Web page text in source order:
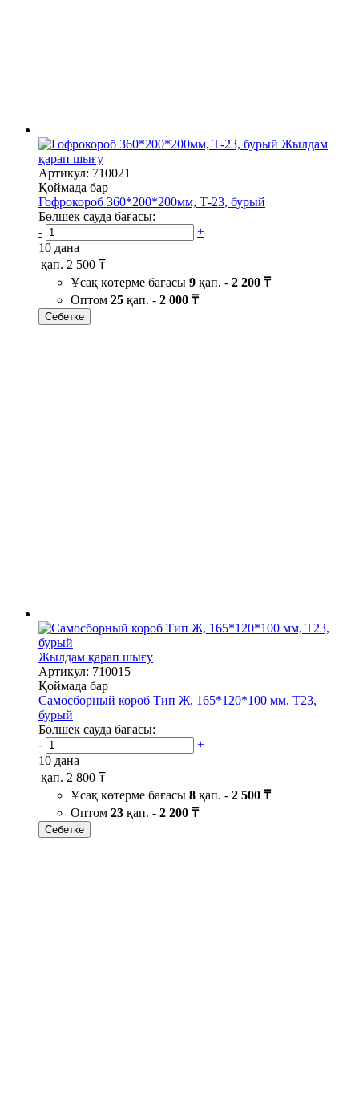
Жылдам
қарап шығу
Артикул: 710021
Қоймада бар
Гофрокороб 360*200*200мм, Т-23, бурый
Бөлшек сауда бағасы:
-
+
10 дана
қап. 2 500 ₸
Ұсақ көтерме бағасы 9 қап. - 2 200 ₸
Оптом 25 қап. - 2 000 ₸
Себетке
Жылдам қарап шығу
Артикул: 710015
Қоймада бар
Самосборный короб Тип Ж, 165*120*100 мм, Т23,
бурый
Бөлшек сауда бағасы:
-
+
10 дана
қап. 2 800 ₸
Ұсақ көтерме бағасы 8 қап. - 2 500 ₸
Оптом 23 қап. - 2 200 ₸
Себетке